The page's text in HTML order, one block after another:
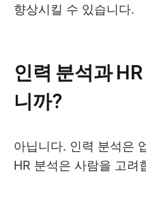
향상시킬 수 있습니다.
인력 분석과
니까?
아닙니다. 인력 분석은
HR 분석은 사람을 고려